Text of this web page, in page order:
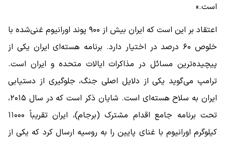
است.»
اعتقاد بر این است که ایران بیش از ۹۰۰ پوند اورانیوم غنی‌شده با
خلوص ۶۰ درصد در اختیار دارد. برنامه هسته‌ای ایران یکی از
پیچیده‌ترین مسائل در مذاکرات ایالات متحده و ایران است.
ترامپ می‌گوید یکی از دلایل اصلی جنگ، جلوگیری از دستیابی
ایران به سلاح هسته‌ای است. شایان ذکر است که در سال ۲۰۱۵،
تحت برنامه جامع اقدام مشترک (برجام)، ایران تقریباً ۱۱۰۰۰
کیلوگرم اورانیوم با غنای پایین را به روسیه ارسال کرد که یکی از